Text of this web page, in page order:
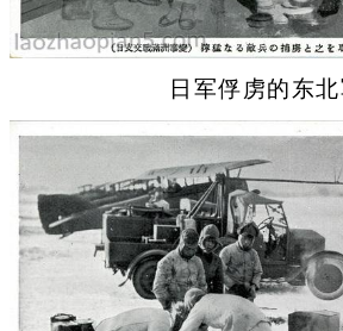
日军俘虏的东北